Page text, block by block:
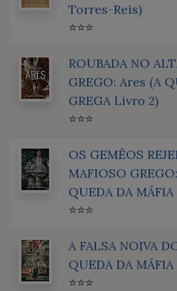
Torres-Reis)
⭐⭐⭐
ROUBADA NO
GREGO: Ares (A
GREGA Livro 2)
⭐⭐⭐
OS GEMÊOS
MAFIOSO
QUEDA DA
⭐⭐⭐
A FALSA NOIVA
QUEDA DA
⭐⭐⭐